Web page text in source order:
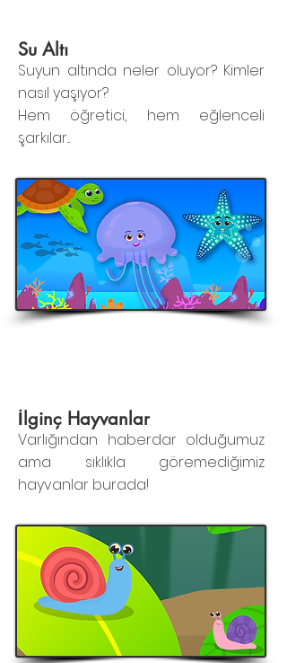
Su Altı
Suyun altında neler oluyor? Kimler
nasıl yaşıyor?
Hem öğretici, hem eğlenceli
şarkılar...
İlginç Hayvanlar
Varlığından haberdar olduğumuz
ama sıklıkla göremediğimiz
hayvanlar burada!